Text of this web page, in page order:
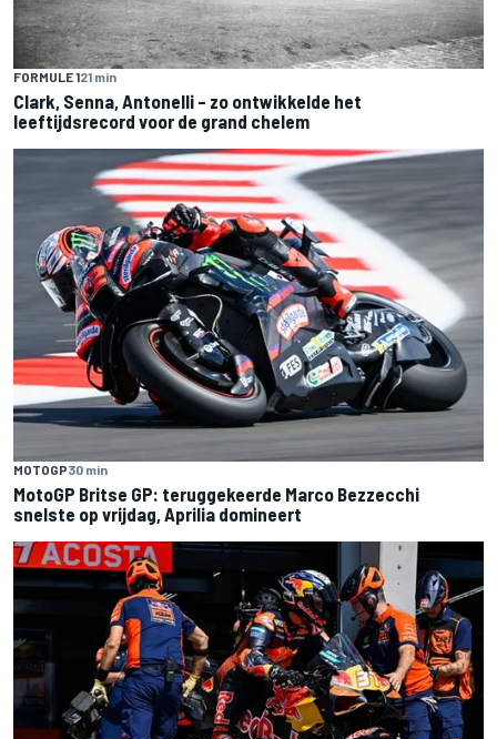
FORMULE 121 min
Clark, Senna, Antonelli – zo ontwikkelde het
leeftijdsrecord voor de grand chelem
MOTOGP30 min
MotoGP Britse GP: teruggekeerde Marco Bezzecchi
snelste op vrijdag, Aprilia domineert